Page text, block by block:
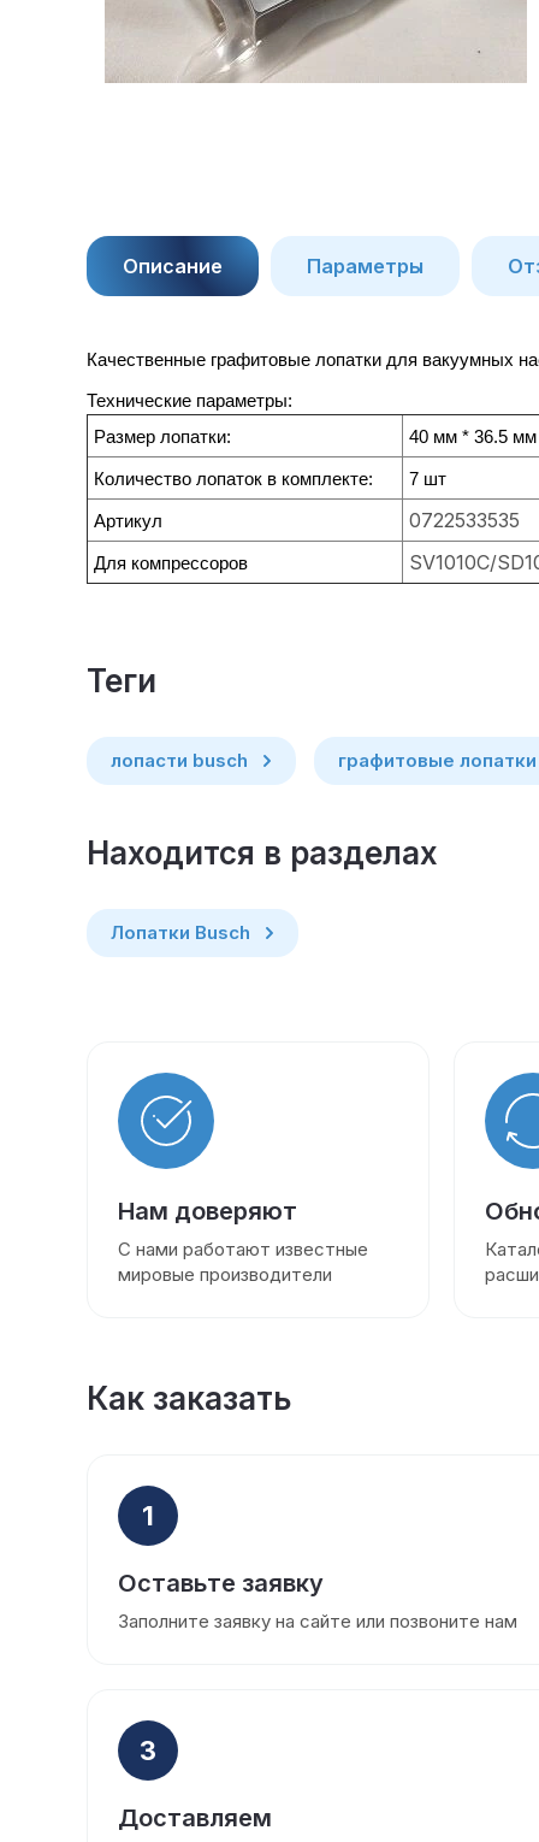
Описание Параметры
Качественные графитовые лопатки для вакуумных
Технические параметры:
Размер лопатки:
40 мм * 36.5
Количество лопаток в комплекте: 7 шт
Артикул 0722533535
Для компрессоров SV1010C/
теги
лопасти busch графитовые лопатки
Находится в разделах
Лопатки Busch
Нам доверяют
С нами работают известные
мировые производители
Как заказать
1
Оставьте заявку
Заполните заявку на сайте или позвоните нам
3
Доставляем